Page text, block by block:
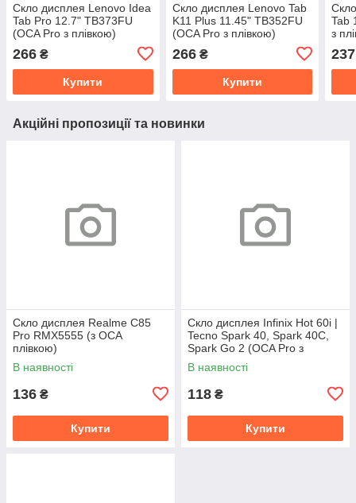
Скло дисплея Lenovo Idea
Tab Pro 12.7" TB373FU
(OCA Pro з плівкою)
266 ₴
Купити
Скло дисплея Lenovo Tab
K11 Plus 11.45" TB352FU
(OCA Pro з плівкою)
266₴
Купити
Tab
з
237
Акційні пропозиції та новинки
Скло дисплея Realme C85
Pro RMX5555 (з OCA
плівкою)
В наявності
136 ₴
Купити
Скло дисплея Infinix Hot 60i |
Tecno Spark 40, Spark 40C,
Spark Go 2 (OCA Pro з
плівкою)
В наявності
118 ₴
Купити